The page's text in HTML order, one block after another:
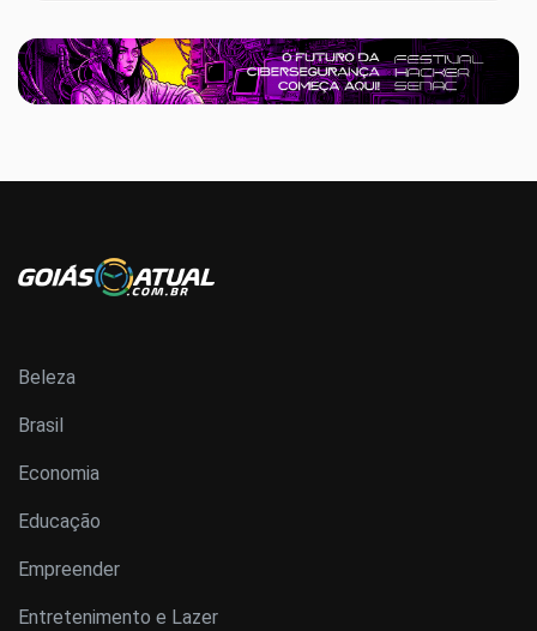
Beleza
Brasil
Economia
Educação
Empreender
Entretenimento e Lazer